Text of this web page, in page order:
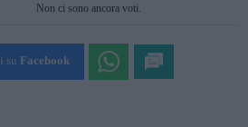
SUBMIT RATING
Non ci sono ancora voti.
su Facebook